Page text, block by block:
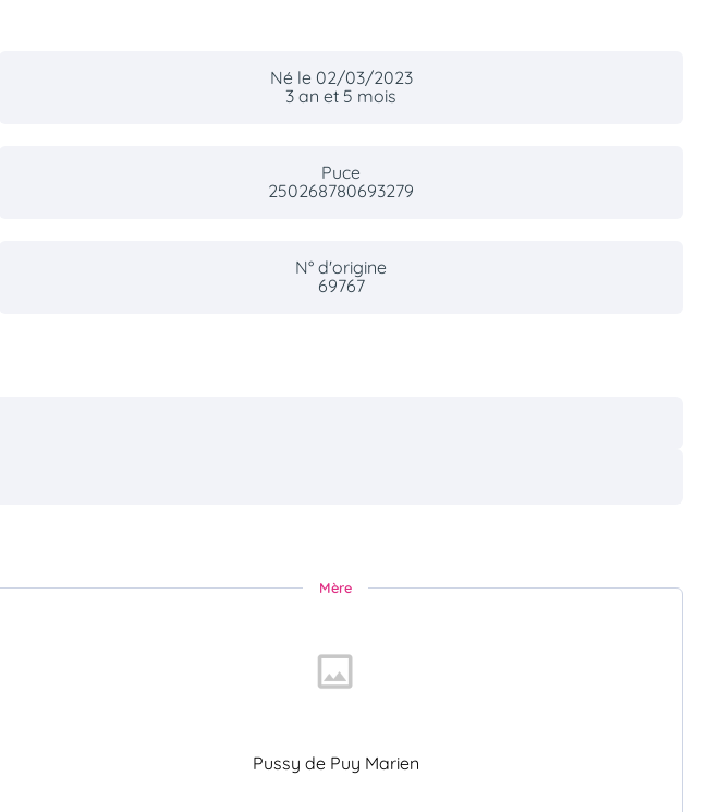
Né le 02/03/2023
3 an et 5 mois
Puce
250268780693279
N° d'origine
69767
Mère
Pussy de Puy Marien